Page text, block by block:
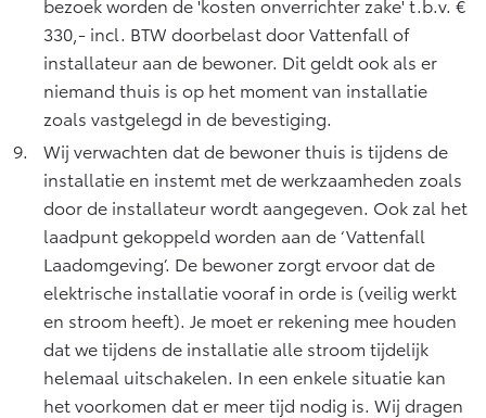
330,- incl. BTW doorbelast door Vattenfall of
installateur aan de bewoner. Dit geldt ook als er
niemand thuis is op het moment van installatie
zoals vastgelegd in de bevestiging.
Wij verwachten dat de bewoner thuis is tijdens de
installatie en instemt met de werkzaamheden zoals
door de installateur wordt aangegeven. Ook zal het
laadpunt gekoppeld worden aan de ‘Vattenfall
Laadomgeving’. De bewoner zorgt ervoor dat de
elektrische installatie vooraf in orde is (veilig werkt
en stroom heeft). Je moet er rekening mee houden
dat we tijdens de installatie alle stroom tijdelijk
helemaal uitschakelen. In een enkele situatie kan
het voorkomen dat er meer tijd nodig is. Wij dragen